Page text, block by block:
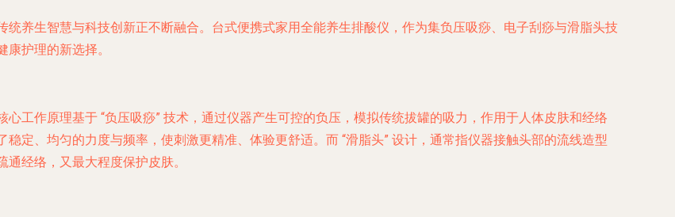
养生智慧与科技创新正不断融合。台式便携式家用全能养生排酸仪，作为集负压吸痧、电子刮痧与滑脂头技
护理的新选择。
心工作原理基于 “负压吸痧” 技术，通过仪器产生可控的负压，模拟传统拔罐的吸力，作用于人体皮肤和经络
定、均匀的力度与频率，使刺激更精准、体验更舒适。而 “滑脂头” 设计，通常指仪器接触头部的流线造型
经络，又最大程度保护皮肤。